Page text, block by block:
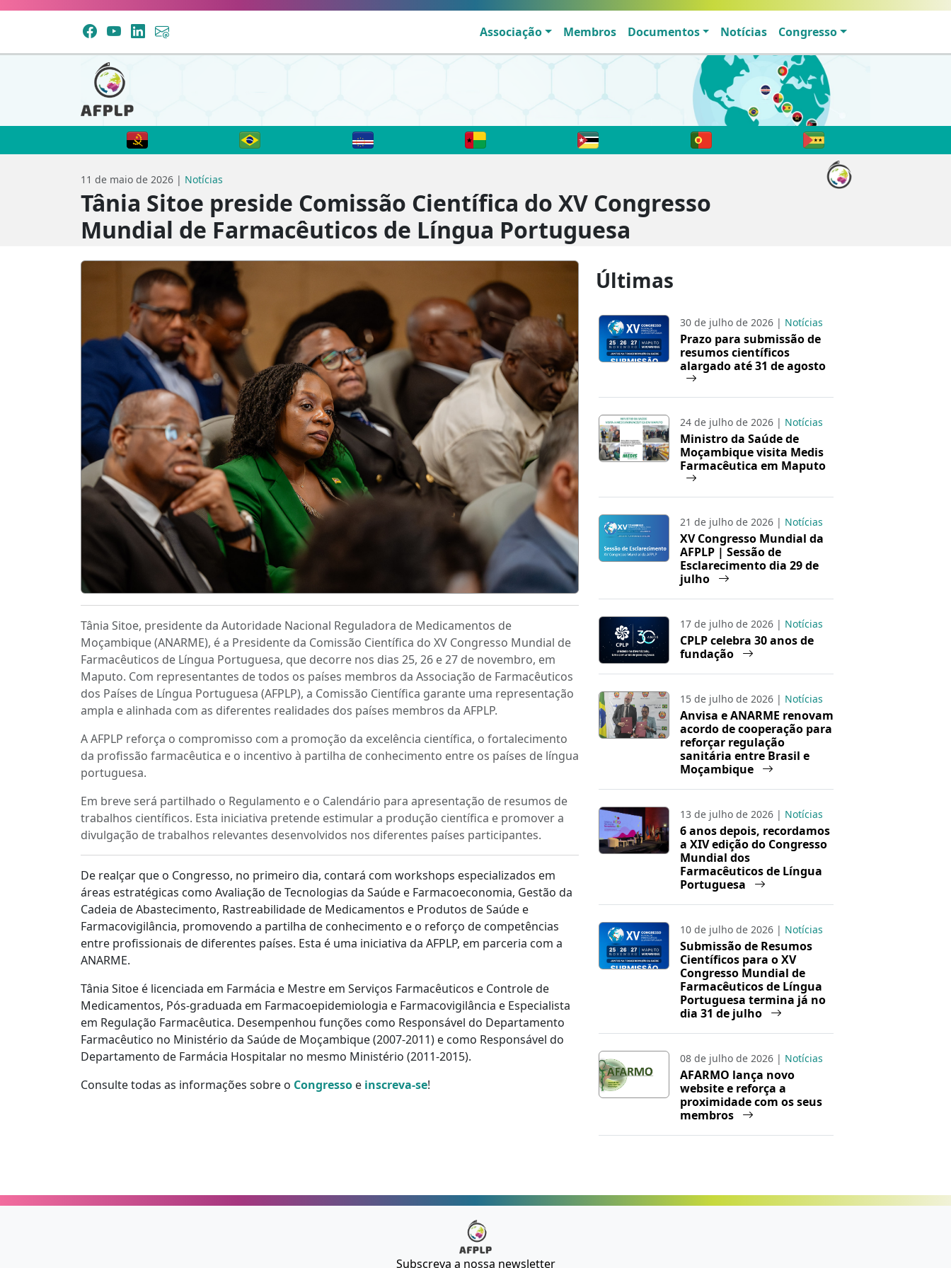
Associação Membros Documentos Notícias Congresso
11 de maio de 2026 | Notícias
Tânia Sitoe preside Comissão Científica do XV Congresso
Mundial de Farmacêuticos de Língua Portuguesa
Tânia Sitoe, presidente da Autoridade Nacional Reguladora de Medicamentos de
Moçambique (ANARME), é a Presidente da Comissão Científica do XV Congresso Mundial de
Farmacêuticos de Língua Portuguesa, que decorre nos dias 25, 26 e 27 de novembro, em
Maputo. Com representantes de todos os países membros da Associação de Farmacêuticos
dos Países de Língua Portuguesa (AFPLP), a Comissão Científica garante uma representação
ampla e alinhada com as diferentes realidades dos países membros da AFPLP.
A AFPLP reforça o compromisso com a promoção da excelência científica, o fortalecimento
da profissão farmacêutica e o incentivo à partilha de conhecimento entre os países de língua
portuguesa.
Em breve será partilhado o Regulamento e o Calendário para apresentação de resumos de
trabalhos científicos. Esta iniciativa pretende estimular a produção científica e promover a
divulgação de trabalhos relevantes desenvolvidos nos diferentes países participantes.
De realçar que o Congresso, no primeiro dia, contará com workshops especializados em
áreas estratégicas como Avaliação de Tecnologias da Saúde e Farmacoeconomia, Gestão da
Cadeia de Abastecimento, Rastreabilidade de Medicamentos e Produtos de Saúde e
Farmacovigilância, promovendo a partilha de conhecimento e o reforço de competências
entre profissionais de diferentes países. Esta é uma iniciativa da AFPLP, em parceria com a
ANARME.
Tânia Sitoe é licenciada em Farmácia e Mestre em Serviços Farmacêuticos e Controle de
Medicamentos, Pós-graduada em Farmacoepidemiologia e Farmacovigilância e Especialista
em Regulação Farmacêutica. Desempenhou funções como Responsável do Departamento
Farmacêutico no Ministério da Saúde de Moçambique (2007-2011) e como Responsável do
Departamento de Farmácia Hospitalar no mesmo Ministério (2011-2015).
Consulte todas as informações sobre o Congresso e inscreva-se!
Últimas
30 de julho de 2026 | Notícias
Prazo para submissão de
resumos científicos
alargado até 31 de agosto
24 de julho de 2026 | Notícias
Ministro da Saúde de
Moçambique visita Medis
Farmacêutica em Maputo
21 de julho de 2026 | Notícias
XV Congresso Mundial da
AFPLP | Sessão de
Esclarecimento dia 29 de
julho
17 de julho de 2026 | Notícias
CPLP celebra 30 anos de
fundação
15 de julho de 2026 | Notícias
Anvisa e ANARME renovam
acordo de cooperação para
reforçar regulação
sanitária entre Brasil e
Moçambique
13 de julho de 2026 | Notícias
6 anos depois, recordamos
a XIV edição do Congresso
Mundial dos
Farmacêuticos de Língua
Portuguesa
10 de julho de 2026 | Notícias
Submissão de Resumos
Científicos para o XV
Congresso Mundial de
Farmacêuticos de Língua
Portuguesa termina já no
dia 31 de julho
08 de julho de 2026 | Notícias
AFARMO lança novo
website e reforça a
proximidade com os seus
membros
Subscreva a nossa newsletter